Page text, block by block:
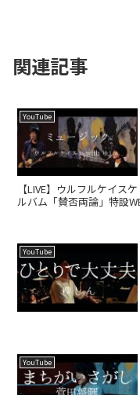
関連記事
YouTube
【LIVE】ウルフルケイス
ルバム「賛否両論」特設
YouTube
YouTube